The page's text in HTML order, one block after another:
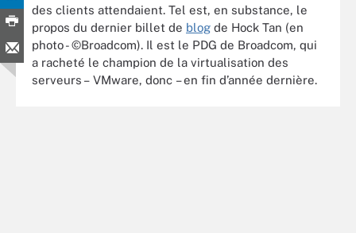
des clients attendaient. Tel est, en substance, le
propos du dernier billet de blog de Hock Tan (en
photo - ©Broadcom). Il est le PDG de Broadcom, qui
a racheté le champion de la virtualisation des
serveurs – VMware, donc – en fin d’année dernière.